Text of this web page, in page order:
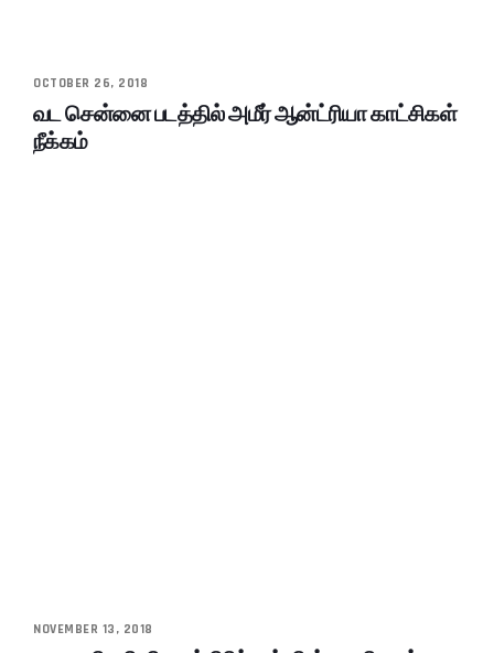
OCTOBER 26, 2018
வட சென்னை படத்தில் அமீர் ஆன்ட்ரியா காட்சிகள்
நீக்கம்
NOVEMBER 13, 2018